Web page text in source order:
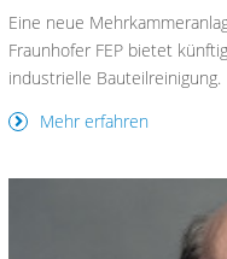
Eine neue
Fraunhofer FEP bietet
industrielle Bauteilreinigung.
Mehr erfahren